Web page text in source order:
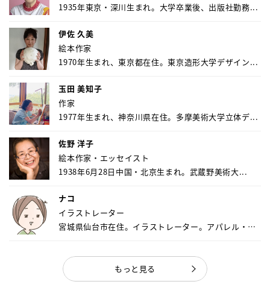
1935年東京・深川生まれ。大学卒業後、出版社勤務...
伊佐 久美
絵本作家
1970年生まれ、東京都在住。東京造形大学デザイン...
玉田 美知子
作家
1977年生まれ、神奈川県在住。多摩美術大学立体デ...
佐野 洋子
絵本作家・エッセイスト
1938年6月28日中国・北京生まれ。武蔵野美術大...
ナコ
イラストレーター
宮城県仙台市在住。イラストレーター。アパレル・キ
もっと見る